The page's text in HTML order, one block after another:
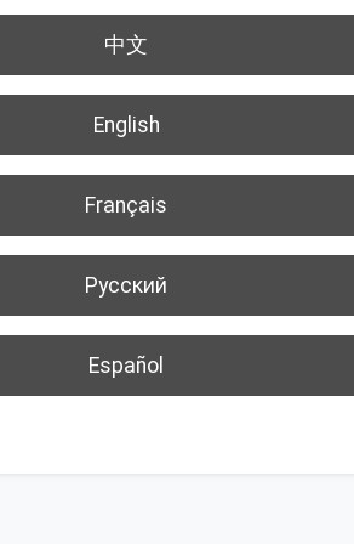
中文
English
Français
Русский
Español